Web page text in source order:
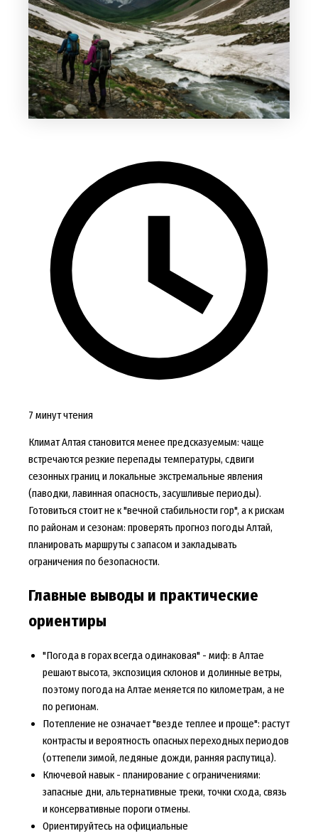
7 минут чтения
Климат Алтая становится менее предсказуемым: чаще
встречаются резкие перепады температуры, сдвиги
сезонных границ и локальные экстремальные явления
(паводки, лавинная опасность, засушливые периоды).
Готовиться стоит не к "вечной стабильности гор", а к рискам
по районам и сезонам: проверять прогноз погоды Алтай,
планировать маршруты с запасом и закладывать
ограничения по безопасности.
Главные выводы и практические
ориентиры
"Погода в горах всегда одинаковая" - миф: в Алтае
решают высота, экспозиция склонов и долинные ветры,
поэтомупогода на Алтае меняется по километрам, а не
по регионам.
Потепление не означает "везде теплее и проще": растут
контрасты и вероятность опасных переходных периодов
(оттепели зимой, ледяные дожди, ранняя распутица).
Ключевой навык - планирование с ограничениями:
запасные дни, альтернативные треки, точки схода, связь
и консервативные пороги отмены.
Ориентируйтесь на официальные